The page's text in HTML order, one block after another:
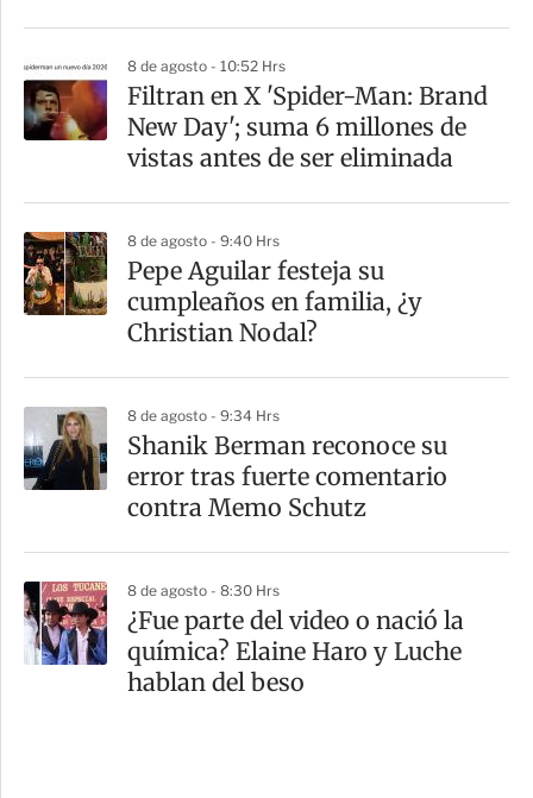
8 de agosto - 10:52 Hrs
Filtran en X 'Spider-Man: Brand
New Day'; suma 6 millones de
vistas antes de ser eliminada
8 de agosto - 9:40 Hrs
Pepe Aguilar festeja su
cumpleaños en familia, ¿y
Christian Nodal?
8 de agosto - 9:34 Hrs
Shanik Berman reconoce su
error tras fuerte comentario
contra Memo Schutz
8 de agosto - 8:30 Hrs
¿Fue parte del video o nació la
química? Elaine Haro y Luche
hablan del beso